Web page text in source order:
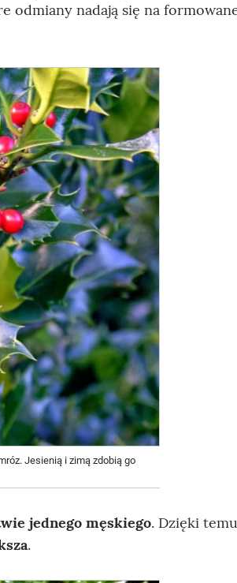
odmiany nadają się na
Jesienią i zimą zdobią go
jednego męskiego. Dzięki temu
.